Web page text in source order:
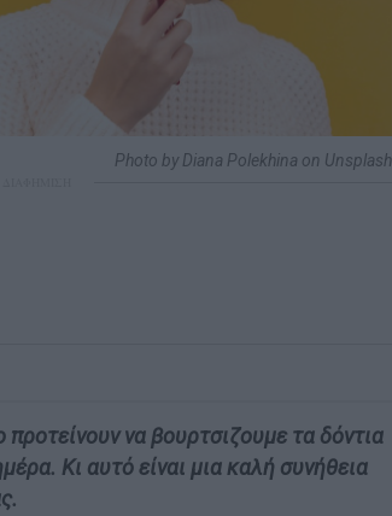
Photo by Diana Polekhina on Unsplash
να βουρτσιζουμε τα δόντια
Κι αυτό είναι μια καλή συνήθεια